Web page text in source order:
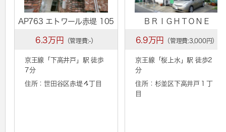
AP763 エトワール赤堤 105
6.3万円 （管理費:-）
京王線「 下高井戸 」駅 徒歩
7分
住所：世田谷区赤堤４丁目
ＢＲＩＧＨＴＯＮＥ
6.9万円 （管理費:3,000円）
京王線「桜上水 」駅 徒歩2
分
住所：杉並区下高井戸１丁
目